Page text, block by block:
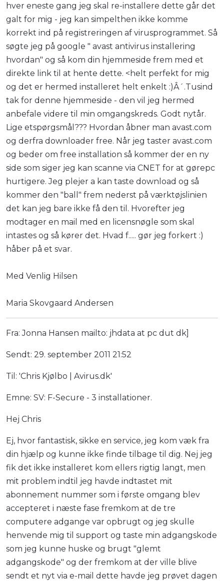
hver eneste gang jeg skal re-installere dette går det
galt for mig - jeg kan simpelthen ikke komme
korrekt ind på registreringen af virusprogrammet. Så
søgte jeg på google " avast antivirus installering
hvordan" og så kom din hjemmeside frem med et
direkte link til at hente dette. <helt perfekt for mig
og det er hermed installeret helt enkelt :)Â´.Tusind
tak for denne hjemmeside - den vil jeg hermed
anbefale videre til min omgangskreds. Godt nytår.
Lige etspørgsmål??? Hvordan åbner man avast.com
og derfra downloader free. Når jeg taster avast.com
og beder om free installation så kommer der en ny
side som siger jeg kan scanne via CNET for at gørepc
hurtigere. Jeg plejer a kan taste download og så
kommer den "ball" frem nederst på værktøjslinien
det kan jeg bare ikke få den til. Hvorefter jeg
modtager en mail med en licensnøgle som skal
intastes og så kører det. Hvad f..... gør jeg forkert :)
håber på et svar.
Med Venlig Hilsen
Maria Skovgaard Andersen
Fra: Jonna Hansen mailto: jhdata at pc dut dk]
Sendt: 29. september 2011 21:52
Til: 'Chris Kjølbo | Avirus.dk'
Emne: SV: F-Secure - 3 installationer.
Hej Chris
Ej, hvor fantastisk, sikke en service, jeg kom væk fra
din hjælp og kunne ikke finde tilbage til dig. Nej jeg
fik det ikke installeret kom ellers rigtig langt, men
mit problem indtil jeg havde indtastet mit
abonnement nummer som i første omgang blev
accepteret i næste fase fremkom at de tre
computere adgange var opbrugt og jeg skulle
henvende mig til support og taste min adgangskode
som jeg kunne huske og brugt "glemt
adgangskode" og der fremkom at der ville blive
sendt et nyt via e-mail dette havde jeg prøvet dagen